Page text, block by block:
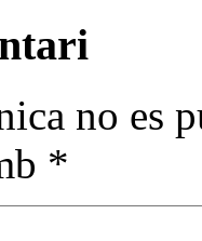
no es
*